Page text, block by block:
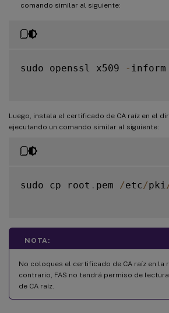
comando similar al siguiente:
sudo openssl x509 -
Luego, instala el certificado de CA raíz en el
ejecutando un comando similar al siguiente:
sudo cp root . pem /etc/pki
NOTA:
No coloques el certificado de CA raíz en la
contrario, FAS no tendrá permiso de
de CA raíz.